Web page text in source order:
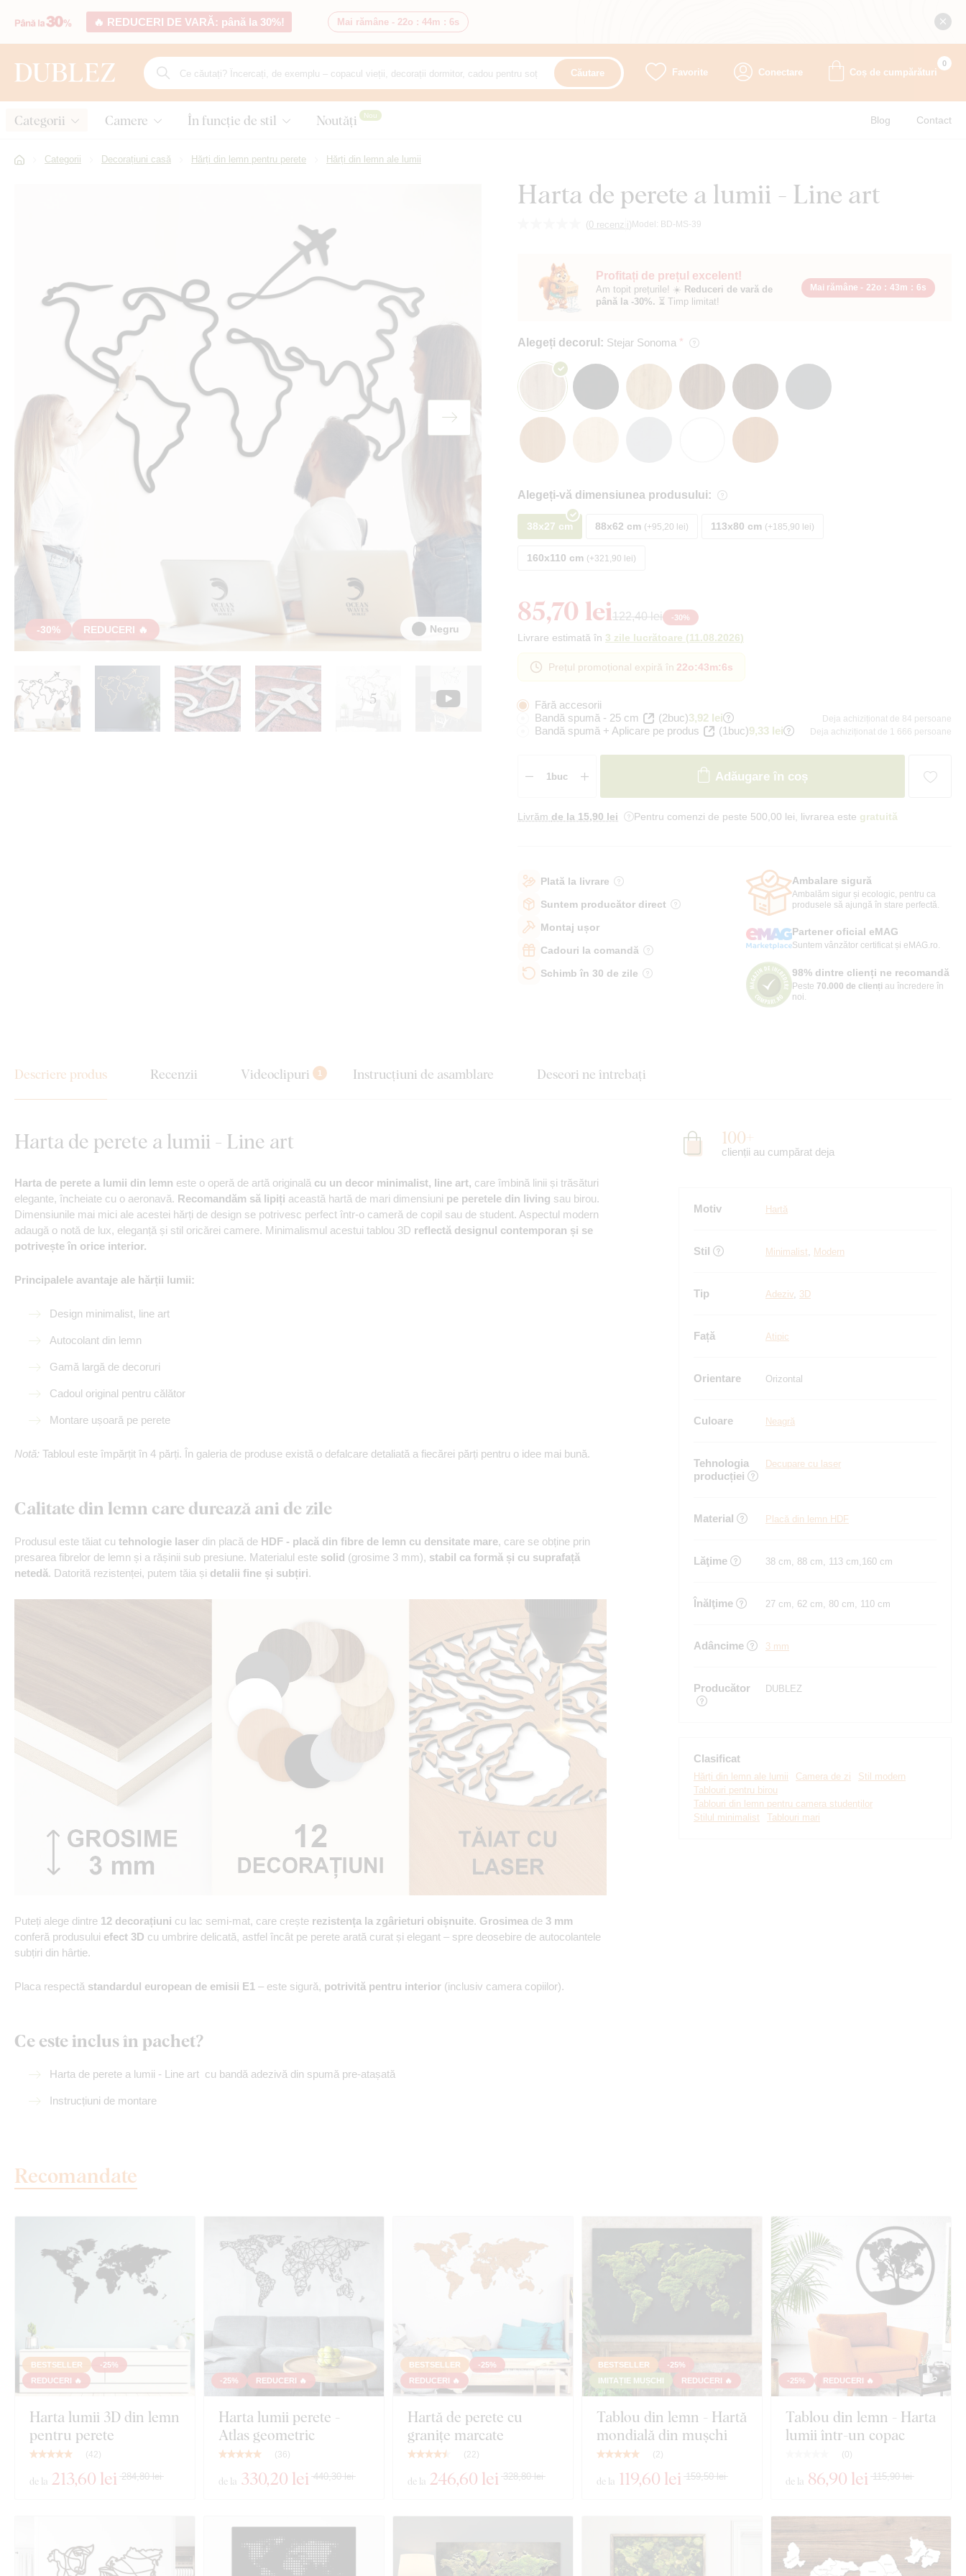
🔥 REDUCERI DE VARĂ: până la 30%! Mai rămâne - 22o : 44m : 5s
Căutare Favorite Conectare Coș de cumpărături
0
Categorii Camere În funcție de stil Noutăți Nou Blog Contact
Categorii Decorațiuni casă Hărți din lemn pentru perete Hărți din lemn ale lumii
Harta de perete a lumii - Line art
(0 recenzii) Model: BD-MS-39
-30% REDUCERI 🔥 Negru
+ 5
Profitați de prețul excelent!
Am topit prețurile! ☀️ Reduceri de vară de
până la -30%. ⏳ Timp limitat!
Mai rămâne - 22o : 43m : 5s
Alegeți decorul: Stejar Sonoma
Alegeți-vă dimensiunea produsului:
38x27 cm 88x62 cm +95,20 lei 113x80 cm +185,90 lei
160x110 cm +321,90 lei
85,70 lei122,40 lei -30%
Livrare estimată în 3 zile lucrătoare (11.08.2026)
Prețul promoțional expiră în 22o:43m:5s
Fără accesorii
Bandă spumă - 25 cm
(2buc)3,92 lei Deja achiziționat de 84 persoane
Bandă spumă + Aplicare pe produs (1buc)9,33 lei Deja achiziționat de 1 666 persoane
Adăugare în coș
Livrăm de la 15,90 lei Pentru comenzi de peste 500,00 lei, livrarea este gratuită
Plată la livrare
Suntem producător direct
Montaj ușor
Cadouri la comandă
Schimb în 30 de zile
Ambalare sigură
Ambalăm sigur și ecologic, pentru ca
produsele să ajungă în stare perfectă.
Partener oficial eMAG
Suntem vânzător certificat și eMAG.ro.
98% dintre clienți ne recomandă
Peste 70.000 de clienți au încredere în
noi.
Descriere produs Recenzii Videoclipuri 1 Instrucțiuni de asamblare Deseori ne întrebați
Harta de perete a lumii - Line art
Harta de perete a lumii din lemn este o operă de artă originală cu un decor minimalist, line art, care îmbină linii și trăsături
elegante, încheiate cu o aeronavă. Recomandăm să lipiți această hartă de mari dimensiuni pe peretele din living sau birou.
Dimensiunile mai mici ale acestei hărți de design se potrivesc perfect într-o cameră de copil sau de student. Aspectul modern
adaugă o notă de lux, eleganță și stil oricărei camere. Minimalismul acestui tablou 3D reflectă designul contemporan și se
potrivește în orice interior.
Principalele avantaje ale hărții lumii:
Design minimalist, line art
Autocolant din lemn
Gamă largă de decoruri
Cadoul original pentru călător
Montare ușoară pe perete
Notă: Tabloul este împărțit în 4 părți. În galeria de produse există o defalcare detaliată a fiecărei părți pentru o idee mai bună.
Calitate din lemn care durează ani de zile
Produsul este tăiat cu tehnologie laser din placă de HDF - placă din fibre de lemn cu densitate mare, care se obține prin
presarea fibrelor de lemn și a rășinii sub presiune. Materialul este solid (grosime 3 mm), stabil ca formă și cu suprafață
netedă. Datorită rezistenței, putem tăia și detalii fine și subțiri.
Puteți alege dintre 12 decorațiuni cu lac semi-mat, care crește rezistența la zgârieturi obișnuite. Grosimea de 3 mm
conferă produsului efect 3D cu umbrire delicată, astfel încât pe perete arată curat și elegant – spre deosebire de autocolantele
subțiri din hârtie.
Placa respectă standardul european de emisii E1 – este sigură, potrivită pentru interior (inclusiv camera copiilor).
Ce este inclus în pachet?
Harta de perete a lumii - Line art cu bandă adezivă din spumă pre-atașată
Instrucțiuni de montare
100+
clienții au cumpărat deja
Motiv Hartă
Stil Minimalist, Modern
Tip Adeziv, 3D
Față Atipic
Orientare Orizontal
Culoare Neagră
Tehnologia
producției
Decupare cu laser
Material Placă din lemn HDF
Lăţime 38 cm, 88 cm, 113 cm,160 cm
Înălţime 27 cm, 62 cm, 80 cm, 110 cm
Adâncime 3 mm
Producător DUBLEZ
Clasificat
Hărți din lemn ale lumii Camera de zi
Stil modern
Tablouri pentru birou
Tablouri din lemn pentru camera studenților
Stilul minimalist
Tablouri mari
Recomandate
BESTSELLER
-25%
REDUCERI 🔥
Harta lumii 3D din lemn
pentru perete
(42)
de la 213,60 lei 284,80 lei
-25% REDUCERI 🔥
Harta lumii perete -
Atlas geometric
(36)
de la 330,20 lei 440,30 lei
BESTSELLER
-25%
REDUCERI 🔥
Hartă de perete cu
granițe marcate
(22)
de la 246,60 lei 328,80 lei
BESTSELLER
-25%
IMITAȚIE MUȘCHI
REDUCERI 🔥
Tablou din lemn - Hartă
mondială din mușchi
(2)
de la 119,60 lei 159,50 lei
-25% REDUCERI 🔥
Tablou din lemn - Harta
lumii într-un copac
( 0)
de la 86,90 lei 115,90 lei